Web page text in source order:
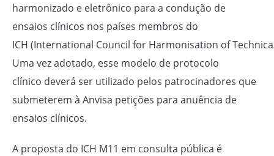
harmonizado e eletrônico para a condução de
ensaios clínicos nos países membros do
ICH (International Council for Harmonisation of
Uma vez adotado, esse modelo de protocolo
clínico deverá ser utilizado pelos patrocinadores que
submeterem à Anvisa petições para anuência de
ensaios clínicos.
A proposta do ICH M11 em consulta pública é